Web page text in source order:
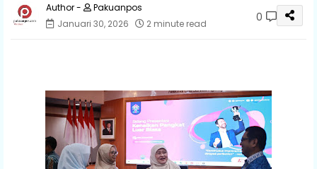
Pakuanpos
Januari 30, 2026
2 minute read 0